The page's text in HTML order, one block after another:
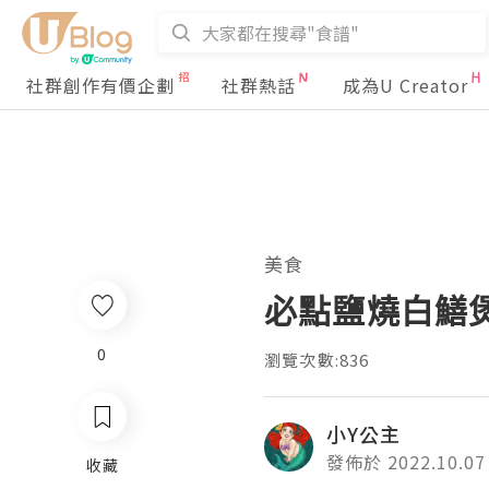
社群創作有價企劃 社群熱話 成為U Creator
0
收藏
美食
必點鹽燒白鱔
瀏覽次數:836
小Y公主
發佈於 2022.10.07